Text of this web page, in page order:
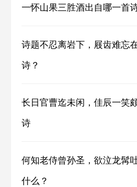
一怀山果三胜酒出自哪一首
诗题不忍离岩下，屐齿难忘
诗？
长日官曹迄未闲，佳辰一笑
诗
何知老侍曾孙圣，欲泣龙髯
什么？